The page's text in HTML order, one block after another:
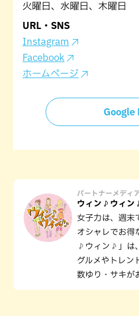
火曜日、水曜日、木曜日
URL・SNS
Instagram
Facebook
ホームページ
Google
パートナーメディ
ウィン♪ウィン
女子力は、週末
オシャレでお得
♪ウィン♪」は
グルメやトレン
数ゆり・サキが